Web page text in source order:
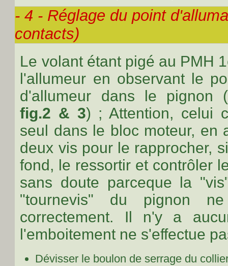
- 4 - Réglage du point
contacts)
Le volant étant pigé au PMH
l'allumeur en observant le
d'allumeur dans le pignon (
fig.2 & 3) ; Attention, celui
seul dans le bloc moteur, en
deux vis pour le rapprocher,
fond, le ressortir et contrôler
sans doute parceque la
"tournevis" du pignon
correctement. Il n'y a
l'emboitement ne s'effectue
Dévisser le boulon de serrage du